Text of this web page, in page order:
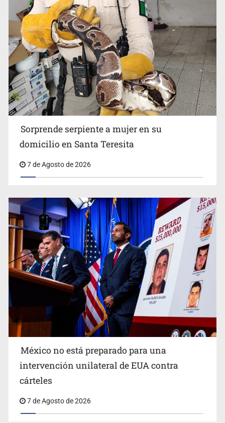
Detienen a tres miembros de red transnacional de
tráfico de personas
Procesan a el “R1”, presunto líder criminal en Jalisco y
Michoacán
Sorprende serpiente a mujer en su domicilio en Santa
Sorprende serpiente a mujer en su
domicilio en Santa Teresita
7 de Agosto de 2026
México no está preparado para una
intervención unilateral de EUA contra
cárteles
7 de Agosto de 2026